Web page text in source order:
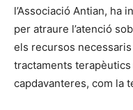
l’Associació Antian, ha
per atraure l’atenció
els recursos
tractaments
capdavanteres, com la